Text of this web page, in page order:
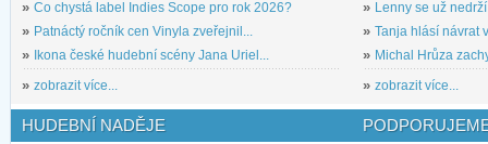
» Co chystá label Indies Scope pro rok 2026?
» Patnáctý ročník cen Vinyla zveřejnil...
»
Ikona české hudební scény Jana Uriel...
» zobrazit více...
» Lenny se už
» Tanja hlásí návrat
» Michal Hrůza
» zobrazit více...
HUDEBNÍ NADĚJE